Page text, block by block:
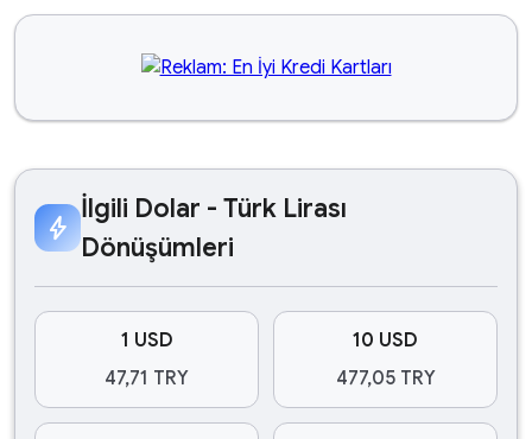
bolt
İlgili Dolar - Türk Lirası
Dönüşümleri
1 USD
47,71 TRY
10 USD
477,05 TRY